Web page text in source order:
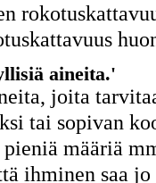
aineita.'
joita
tai sopivan
määriä
ihminen saa